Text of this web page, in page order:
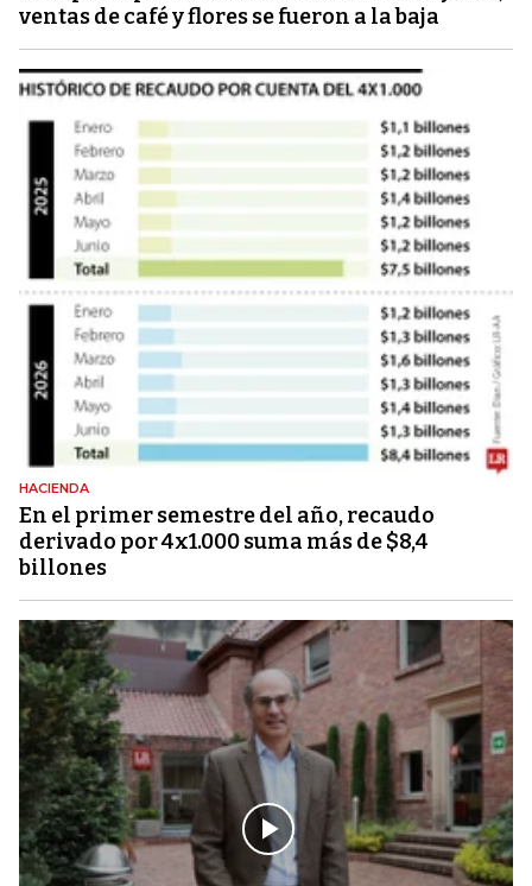
ventas de café y flores se fueron a la baja
HACIENDA
En el primer semestre del año, recaudo
derivado por 4x1.000 suma más de $8,4
billones